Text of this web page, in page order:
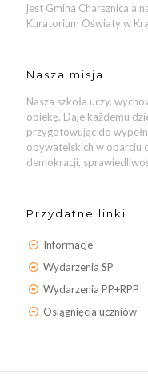
jest Gmina Charsznica a
Kuratorium Oświaty w
Nasza misja
Nasza szkoła uczy,
opiekę. Daje każdemu
przygotowując do
obywatelskich w oparciu
demokracji,
Przydatne linki
Informacje
Wydarzenia SP
Wydarzenia PP+RPP
Osiągnięcia uczniów